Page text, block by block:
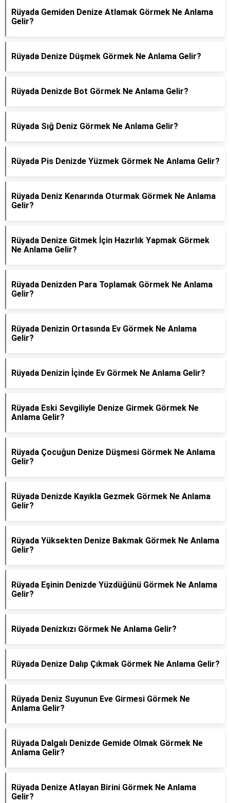
Rüyada Gemiden Denize Atlamak Görmek Ne Anlama
Gelir?
Rüyada Denize Düşmek Görmek Ne Anlama Gelir?
Rüyada Denizde Bot Görmek Ne Anlama Gelir?
Rüyada Sığ Deniz Görmek Ne Anlama Gelir?
Rüyada Pis Denizde Yüzmek Görmek Ne Anlama Gelir?
Rüyada Deniz Kenarında Oturmak Görmek Ne Anlama
Gelir?
Rüyada Denize Gitmek İçin Hazırlık Yapmak Görmek
Ne Anlama Gelir?
Rüyada Denizden Para Toplamak Görmek Ne Anlama
Gelir?
Rüyada Denizin Ortasında Ev Görmek Ne Anlama
Gelir?
Rüyada Denizin İçinde Ev Görmek Ne Anlama Gelir?
Rüyada Eski Sevgiliyle Denize Girmek Görmek Ne
Anlama Gelir?
Rüyada Çocuğun Denize Düşmesi Görmek Ne Anlama
Gelir?
Rüyada Denizde Kayıkla Gezmek Görmek Ne Anlama
Gelir?
Rüyada Yüksekten Denize Bakmak Görmek Ne Anlama
Gelir?
Rüyada Eşinin Denizde Yüzdüğünü Görmek Ne Anlama
Gelir?
Rüyada Denizkızı Görmek Ne Anlama Gelir?
Rüyada Denize Dalıp Çıkmak Görmek Ne Anlama Gelir?
Rüyada Deniz Suyunun Eve Girmesi Görmek Ne
Anlama Gelir?
Rüyada Dalgalı Denizde Gemide Olmak Görmek Ne
Anlama Gelir?
Rüyada Denize Atlayan Birini Görmek Ne Anlama
Gelir?